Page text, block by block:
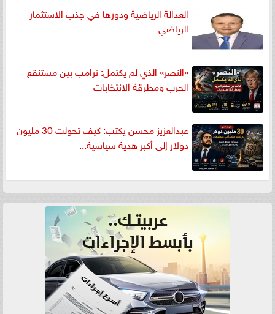
العدالة الرياضية ودورها في جذب الاستثمار
الرياضي
«النصر» الذي لم يكتمل: ترامب بين مستنقع
الحرب ومطرقة الانتخابات
عبدالعزيز محسن يكتب: كيف تحولت 30 مليون
دولار إلى أكبر هدية سياسية...